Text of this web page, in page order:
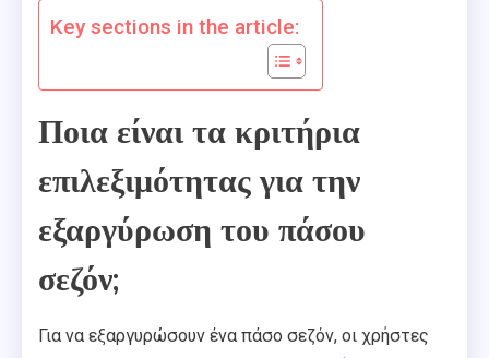
Key sections in the article:
Ποια είναι τα κριτήρια
επιλεξιμότητας για την
εξαργύρωση του πάσου
σεζόν;
Για να εξαργυρώσουν ένα πάσο σεζόν, οι χρήστες